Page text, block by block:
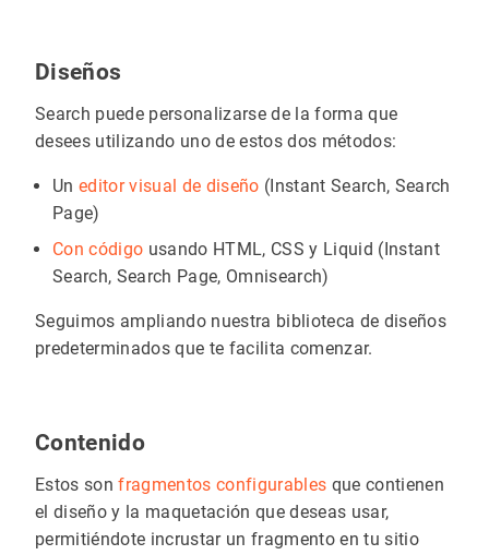
Diseños
Search puede personalizarse de la forma que
desees utilizando uno de estos dos métodos:
Un editor visual de diseño (Instant Search, Search
Page)
Con código usando HTML, CSS y Liquid (Instant
Search, Search Page, Omnisearch)
Seguimos ampliando nuestra biblioteca de diseños
predeterminados que te facilita comenzar.
Contenido
Estos sonfragmentos configurables que contienen
el diseño y la maquetación que deseas usar,
permitiéndote incrustar un fragmento en tu sitio